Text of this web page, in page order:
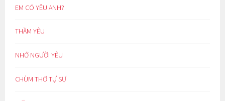
EM CÓ YÊU ANH?
THẦM YÊU
NHỚ NGƯỜI YÊU
CHÙM THƠ TỰ SỰ